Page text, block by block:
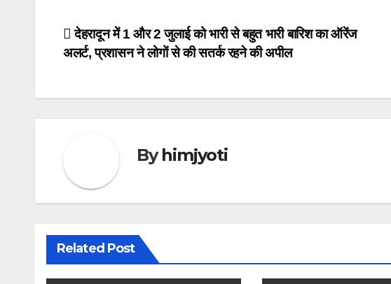
Post
navigation
देहरादून में 1 और 2 जुलाई को भारी से बहुत भारी बारिश का ऑरेंज
अलर्ट, प्रशासन ने लोगों से की सतर्क रहने की अपील
Byhimjyoti
Related Post